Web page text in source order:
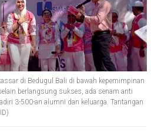
di Bedugul Bali di bawah kepemimpinan
berlangsung sukses, ada senam anti
3-500-an alumni dan keluarga. Tantangan